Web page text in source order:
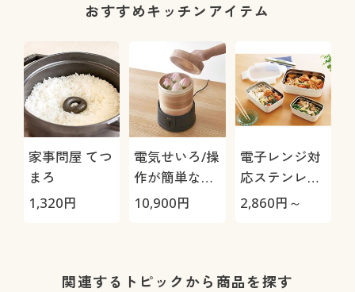
おすすめキッチンアイテム
家事問屋 てつ
まろ
1,320円
電気せいろ/操
作が簡単なダ
イヤル式スイ
10,900円
電子レンジ対
応ステンレス
調理保存容器
2,860円～
関連するトピックから商品を探す